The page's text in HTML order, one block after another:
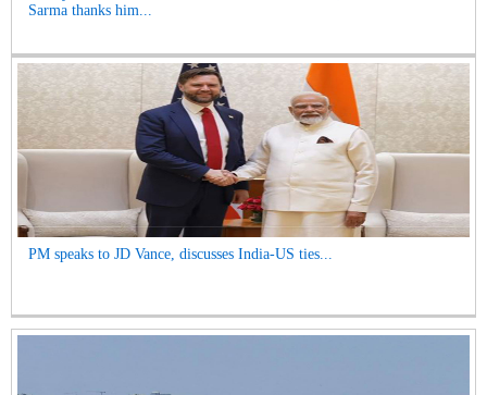
Sarma thanks him...
PM speaks to JD Vance, discusses India-US ties...